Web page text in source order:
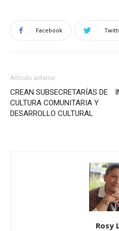
Facebook
Artículo anterior
CREAN SUBSECRETARÍAS DE
CULTURA COMUNITARIA Y
DESARROLLO CULTURAL
Rosy